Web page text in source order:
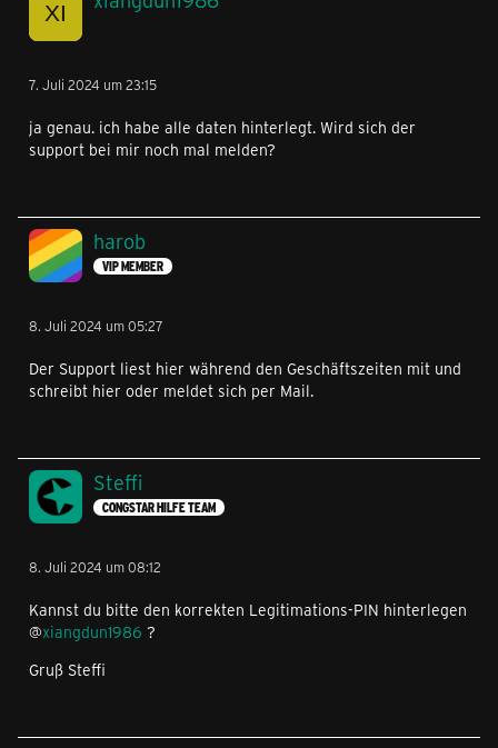
7. Juli 2024 um 23:15
ja genau. ich habe alle daten hinterlegt. Wird sich der
support bei mir noch mal melden?
harob
VIP MEMBER
8. Juli 2024 um 05:27
Der Support liest hier während den Geschäftszeiten mit und
schreibt hier oder meldet sich per Mail.
Steffi
CONGSTAR HILFE TEAM
8. Juli 2024 um 08:12
Kannst du bitte den korrekten Legitimations-PIN hinterlegen
@xiangdun1986 ?
Gruß Steffi